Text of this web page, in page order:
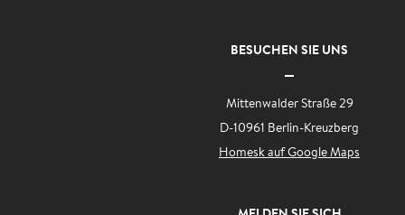
BESUCHEN SIE UNS
Mittenwalder Straße 29
D-10961 Berlin-Kreuzberg
Homesk auf Google Maps